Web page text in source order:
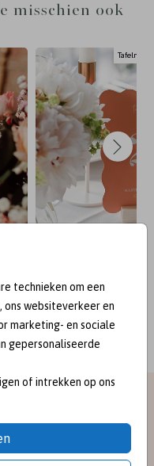
technieken om een
websiteverkeer en
marketing- en sociale
gepersonaliseerde
of intrekken op ons
misschien ook